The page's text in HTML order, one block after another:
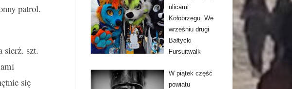
patrol.
sierż. szt.
się
ulicami
Kołobrzegu. We
wrześniu drugi
Bałtycki
Fursuitwalk
W piątek część
powiatu